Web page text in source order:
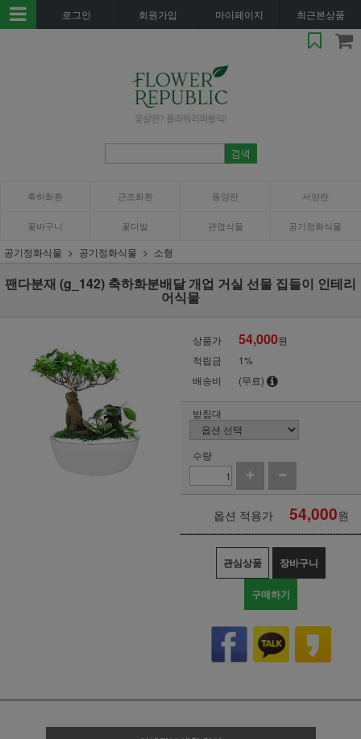
로그인 회원가입 마이페이지 최근본상품
축하화환 근조화환 동양란 서양란
꽃바구니 꽃다발 관엽식물 공기정화식물
공기정화식물 공기정화식물 소형
팬다분재 (g_142) 축하화분배달 개업 거실 선물 집들이 인테리
어식물
상품가 54,000원
적립금
1%
배송비
(무료)
받침대
수량
옵션 적용가 54,000원
관심상품 장바구니
구매하기